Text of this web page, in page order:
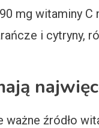
mg witaminy C
i cytryny,
źródło